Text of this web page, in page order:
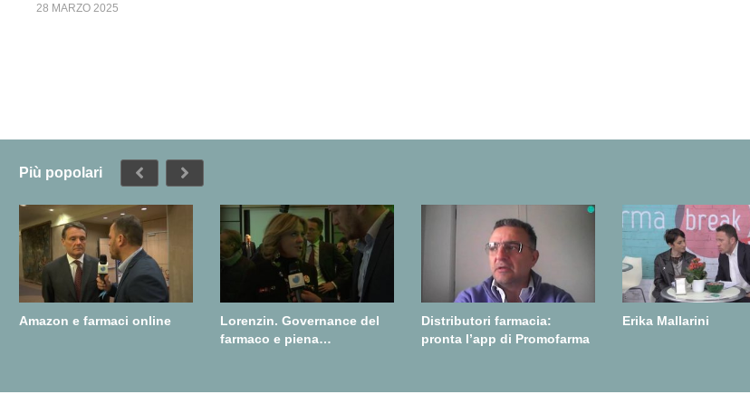
28 MARZO 2025
Più popolari
Amazon e farmaci online
Lorenzin. Governance del
farmaco e piena
Distributori farmacia:
pronta l’app di Promofarma
Erika Mallarini